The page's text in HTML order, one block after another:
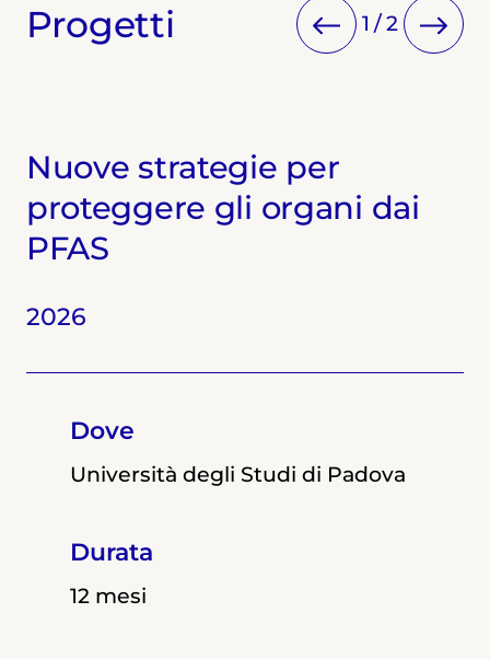
Progetti 1 /2
Nuove strategie per
proteggere gli organi dai
PFAS
2026
Dove
Università degli Studi di Padova
Durata
12 mesi
2024
Dove
Università degli Studi di Padova
Durata
12 mesi